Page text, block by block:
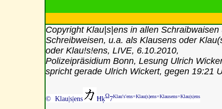
Copyright Klau|s|ens in allen Schraibwaisen
Schreibweisen, u.a. als Klausens oder
oder Klau!s!ens, LIVE, 6.10.2010,
Polizeipräsidium Bonn, Lesung Ulrich
spricht gerade Ulrich Wickert, gegen 19:21
© Klau|s|ens ĦķΩ7Klau's'ens=Klau(s)ens=Klausens=Klau|s|ens